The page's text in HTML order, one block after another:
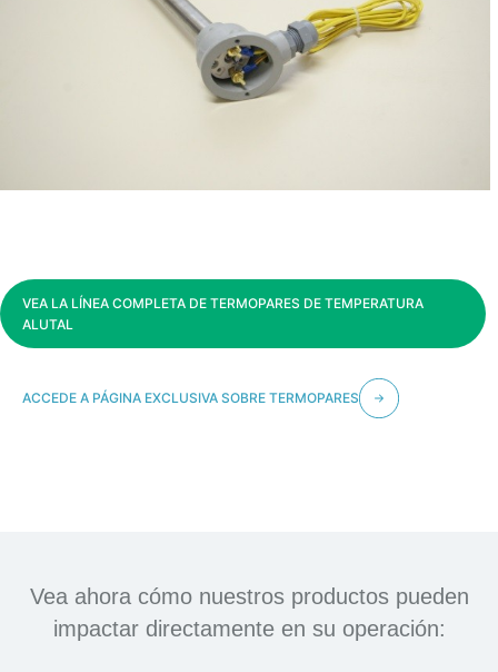
VEA LA LÍNEA COMPLETA DE TERMOPARES DE TEMPERATURA
ALUTAL
ACCEDE A PÁGINA EXCLUSIVA SOBRE TERMOPARES
Vea ahora cómo nuestros productos pueden
impactar directamente en su operación: